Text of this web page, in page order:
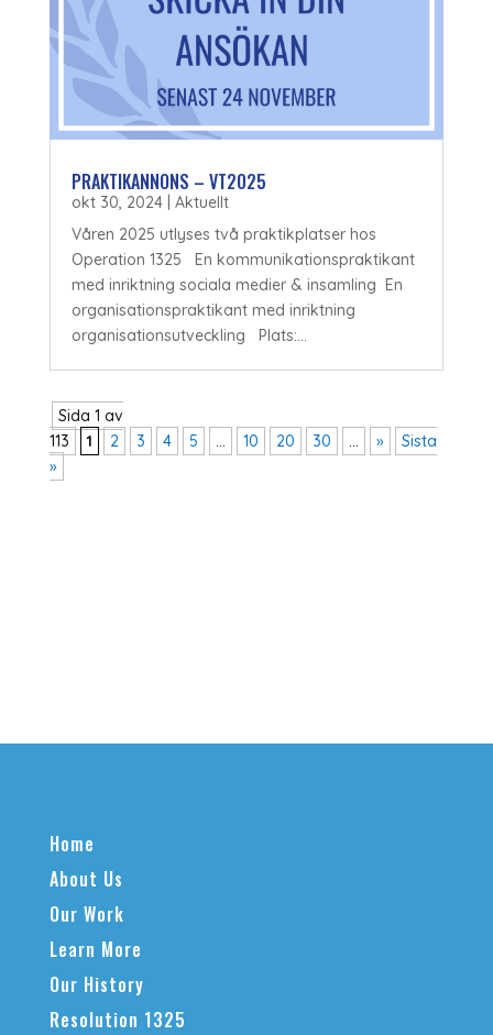
PRAKTIKANNONS – VT2025
okt 30, 2024| Aktuellt
Våren 2025 utlyses två praktikplatser hos
Operation 1325 En kommunikationspraktikant
med inriktning sociala medier & insamling En
organisationspraktikant med inriktning
organisationsutveckling Plats:...
Sida 1 av
113
1 2 3 4 5 ... 10 20 30 ... »
Sista
»
Home
About Us
Our Work
Learn More
Our History
Resolution 1325